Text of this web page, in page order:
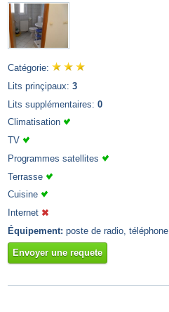
Catégorie:
Lits prinçipaux: 3
Lits supplémentaires: 0
Climatisation
TV
Programmes satellites
Terrasse
Cuisine
Internet
Équipement: poste de radio, téléphone
Envoyer une requete